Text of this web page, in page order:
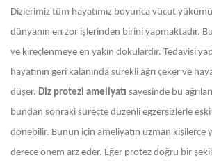
Dizlerimiz tüm hayatımız boyunca vücut
dünyanın en zor işlerinden birini yapmaktadır.
ve kireçlenmeye en yakın dokulardır. Tedavisi
hayatının geri kalanında sürekli ağrı çeker ve
düşer. Diz protezi ameliyatı sayesinde bu
bundan sonraki süreçte düzenli egzersizlerle eski
dönebilir. Bunun için ameliyatın uzman kişilerce
derece önem arz eder. Eğer protez doğru bir